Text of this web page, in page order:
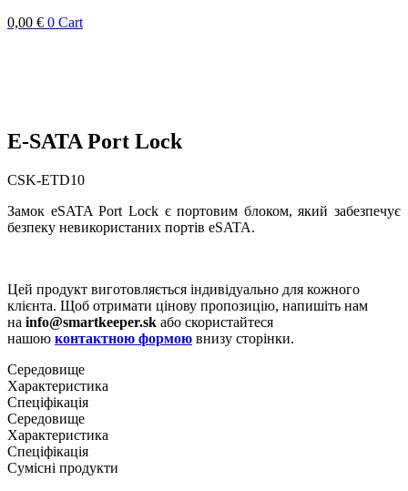
0,00 € 0 Cart
E-SATA Port Lock
CSK-ETD10
Замок eSATA Port Lock є портовим блоком, який забезпечує
безпеку невикористаних портів eSATA.
Цей продукт виготовляється індивідуально для кожного
клієнта. Щоб отримати цінову пропозицію, напишіть нам
на info@smartkeeper.sk або скористайтеся
нашою контактною формою внизу сторінки.
Середовище
Характеристика
Спеціфікація
Середовище
Характеристика
Спеціфікація
Сумісні продукти